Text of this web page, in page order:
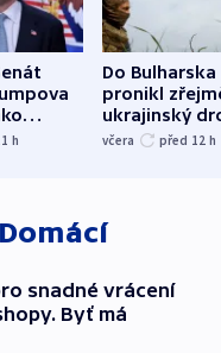
h
Do Bulharska
pronikl
ukrajinský
explodoval
včera před 12 h
Domácí
snadné vrácení
Byť má